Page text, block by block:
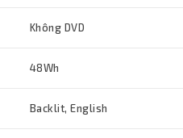
Không DVD
48Wh
Backlit, English